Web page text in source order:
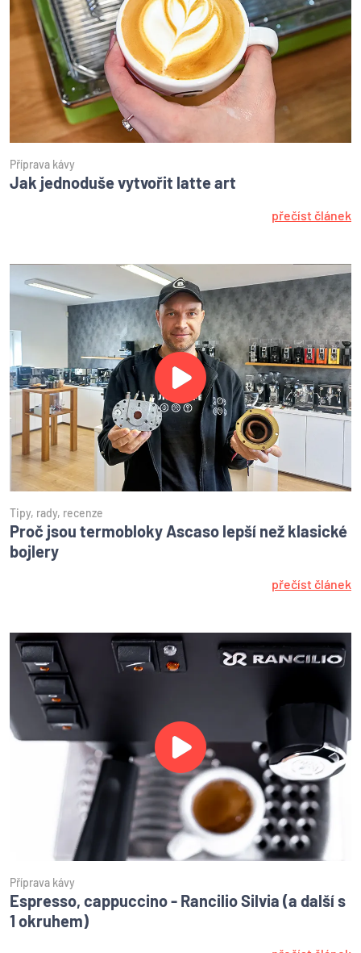
Příprava kávy
Jak jednoduše vytvořit latte art
přečíst článek
Tipy, rady, recenze
Proč jsou termobloky Ascaso lepší než klasické
bojlery
přečíst článek
Příprava kávy
Espresso, cappuccino - Rancilio Silvia (a další s
1 okruhem)